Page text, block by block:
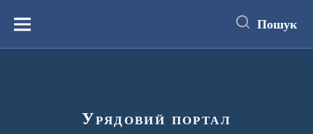
вмістуМеню Пошук
Урядовий портал